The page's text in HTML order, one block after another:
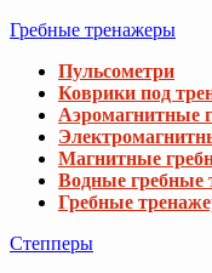
Гребные тренажеры
Пульсометри
Коврики под
Аэромагнитные
Магнитные
Водные гребные
Гребные
Степперы